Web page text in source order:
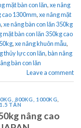
mặt bàn con lăn,xe nâng
cao 1300mm,xe nâng mặt
,xe nâng bàn con lăn 350kg
mặt bàn con lăn 350kg cao
,xe nâng khuôn mẫu,
thủy lực con lăn,bàn nâng
bàn con lăn
Leave a comment
800KG, 1000KG
TẤN
nâng cao